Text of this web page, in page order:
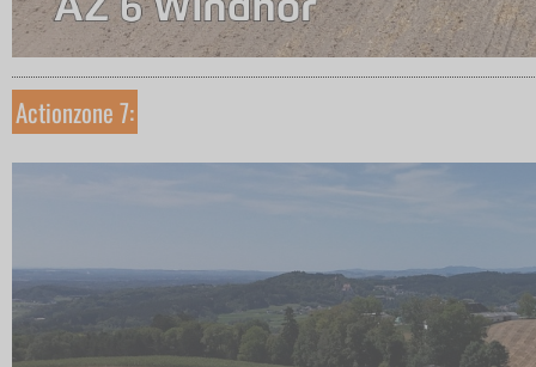
Actionzone 7: